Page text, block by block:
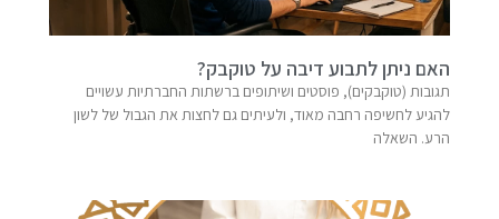
האם ניתן לתבוע דיבה על טוקבק?
תגובות (טוקבקים), פוסטים ושיתופים ברשתות החברתיות עשויים
להגיע לחשיפה רחבה מאוד, ולעיתים גם לחצות את הגבול של לשון
הרע. השאלה